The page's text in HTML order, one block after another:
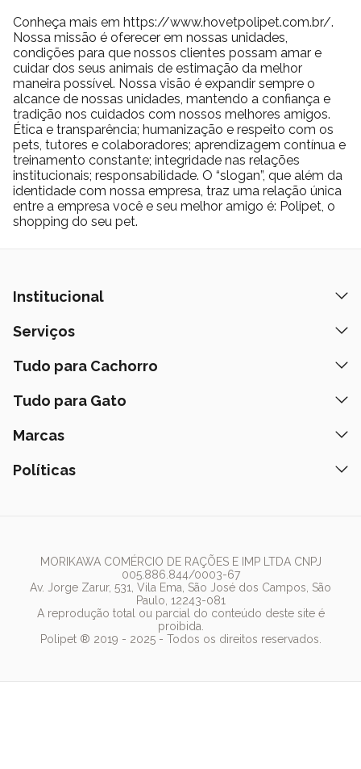
Conheça mais em https://www.hovetpolipet.com.br/.
Nossa missão é oferecer em nossas unidades,
condições para que nossos clientes possam amar e
cuidar dos seus animais de estimação da melhor
maneira possível. Nossa visão é expandir sempre o
alcance de nossas unidades, mantendo a confiança e
tradição nos cuidados com nossos melhores amigos.
Ética e transparência; humanização e respeito com os
pets, tutores e colaboradores; aprendizagem contínua e
treinamento constante; integridade nas relações
institucionais; responsabilidade. O “slogan”, que além da
identidade com nossa empresa, traz uma relação única
entre a empresa você e seu melhor amigo é: Polipet, o
shopping do seu pet.
Institucional
Quem Somos
Prazos de Entrega
Fale Conosco
Lista de Desejos
Serviços
Banho e Tosa
Peça pelo Delivery
Assinatura Polipet
Tudo para Cachorro
Ração
Coleiras
Tudo para Gato
Ração
Marcas
Nexgard
Pedigree
Whiskas
Dog Chow
Royal Canin
Políticas
MORIKAWA COMÉRCIO DE RAÇÕES E IMP LTDA CNPJ
005.886.844/0003-67
Av. Jorge Zarur, 531, Vila Ema, São José dos Campos, São
Paulo, 12243-081
A reprodução total ou parcial do conteúdo deste site é
proibida.
Polipet ® 2019 - 2025 - Todos os direitos reservados.